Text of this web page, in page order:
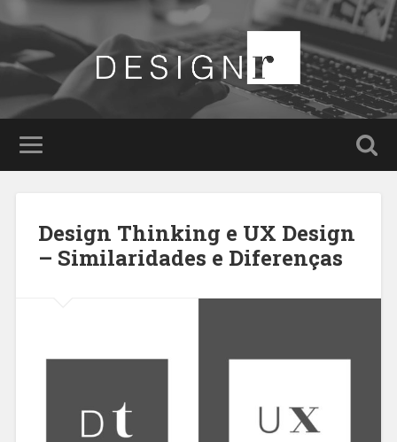
Design Thinking e UX Design
– Similaridades e Diferenças